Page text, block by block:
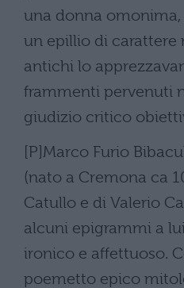
una donna omonima,
un epillio di
antichi lo
frammenti pervenuti
giudizio critico
[P]Marco Furio
(nato a Cremona ca
Catullo e di Valerio
alcuni epigrammi a
ironico e affettuoso.
poemetto epico